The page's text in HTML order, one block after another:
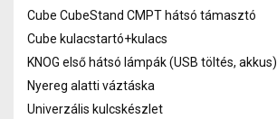
Cube CubeStand CMPT hátsó támasztó
Cube kulacstartó+kulacs
KNOG első hátsó lámpák (USB töltés, akkus)
Nyereg alatti váztáska
Univerzális kulcskészlet